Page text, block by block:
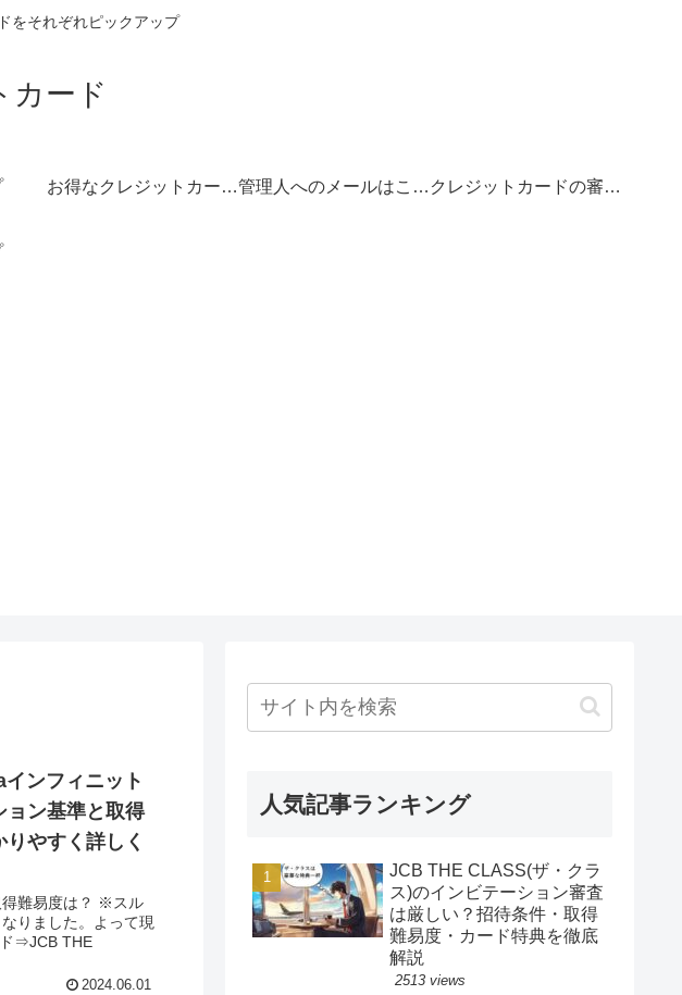
をそれぞれピックアップ
カード
お得なクレジットカードの選び方 管理人へのメールはこちら クレジットカードの審査基準
ンフィニット
ョン基準と取得
やすく詳しく
得難易度は？ ※スル
りました。よって現
⇒JCB THE
2024.06.01
人気記事ランキング
JCB THE CLASS(ザ・クラ
ス)のインビテーション審査
は厳しい？招待条件・取得
難易度・カード特典を徹底
解説
2513 views